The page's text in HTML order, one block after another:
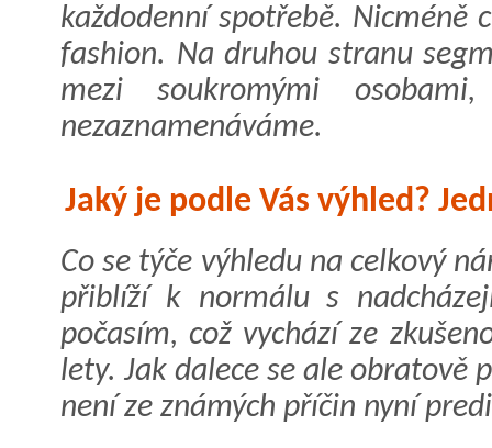
každodenní spotřebě. Nicméně
fashion. Na druhou stranu
mezi soukromými
nezaznamenáváme.
Jaký je podle Vás výhled?
Co se týče výhledu na celkový
přiblíží k normálu s
počasím, což vychází ze
lety. Jak dalece se ale obratově
není ze známých příčin nyní